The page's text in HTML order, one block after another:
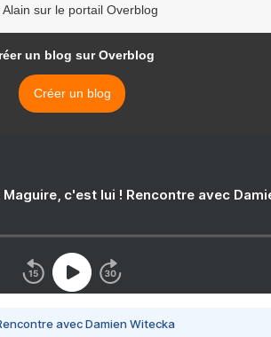
sur le portail Overblog
un blog sur Overblog
Créer un blog
c'est lui ! Rencontre avec
avec Damien Witecka